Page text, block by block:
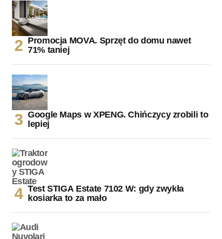
Promocja MOVA. Sprzęt do domu nawet
71% taniej
Google Maps w XPENG. Chińczycy zrobili to
lepiej
Test STIGA Estate 7102 W: gdy zwykła
kosiarka to za mało